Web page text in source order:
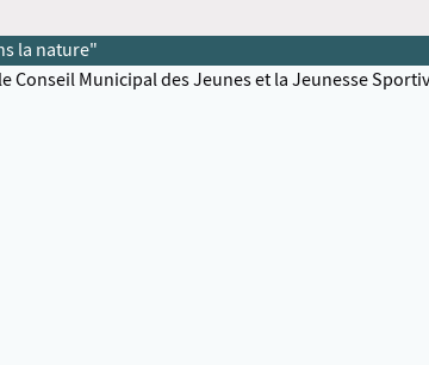
la nature"
Municipal des Jeunes et la Jeunesse